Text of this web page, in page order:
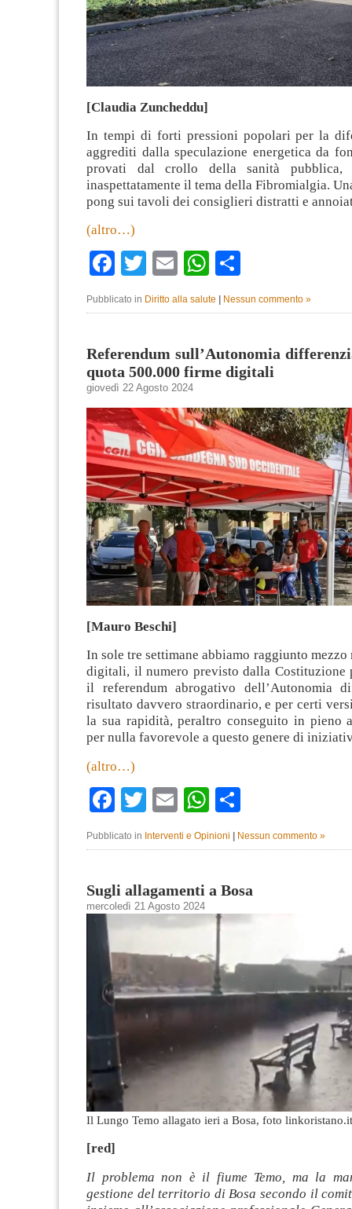
[Claudia Zuncheddu]
In tempi di forti pressioni popolari per la
aggrediti dalla speculazione energetica da
provati dal crollo della sanità
inaspettatamente il tema della Fibromialgia.
pong sui tavoli dei consiglieri distratti e
(altro…)
Facebook
TwitterEmailWhatsApp
Pubblicato in Diritto alla salute Nessun commento »
Referendum sull’Autonomia
quota 500.000 firme digitali
giovedì 22 Agosto 2024
[Mauro Beschi]
In sole tre settimane abbiamo raggiunto
digitali, il numero previsto dalla Costituzione
il referendum abrogativo dell’Autonomia
risultato davvero straordinario, e per certi
la sua rapidità, peraltro conseguito in pieno
per nulla favorevole a questo genere di
(altro…)
Facebook
TwitterEmailWhatsApp
Pubblicato in Interventi e Opinioni | Nessun commento »
Sugli allagamenti a Bosa
mercoledì 21 Agosto 2024
Il Lungo Temo allagato ieri a Bosa, foto linkoristano.it
[red]
Il problema non è il fiume Temo, ma la
gestione del territorio di Bosa secondo il